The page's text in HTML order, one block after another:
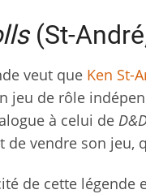
(St-
veut que Ken St-
jeu de rôle
à celui de
de vendre son jeu,
de cette légende